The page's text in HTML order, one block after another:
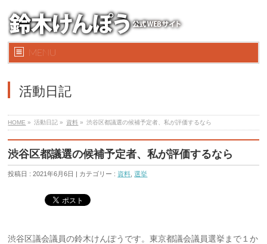
MENU
活動日記
HOME » 活動日記 » 資料 » 渋谷区都議選の候補予定者、私が評価するなら
渋谷区都議選の候補予定者、私が評価するなら
投稿日 : 2021年6月6日 | カテゴリー : 資料 ,選挙
渋谷区議会議員の鈴木けんぽうです。東京都議会議員選挙まで１か